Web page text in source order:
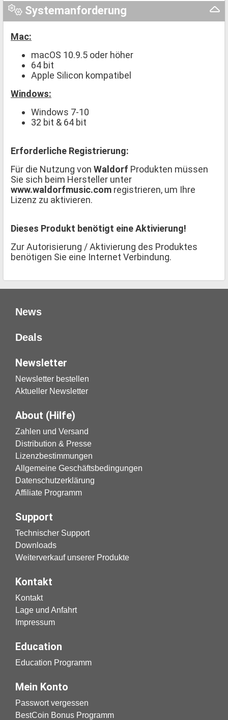
Systemanforderung
Mac:
macOS 10.9.5 oder höher
64 bit
Apple Silicon kompatibel
Windows:
Windows 7-10
32 bit & 64 bit
Erforderliche Registrierung:
Für die Nutzung von Waldorf Produkten müssen
Sie sich beim Hersteller unter
www.waldorfmusic.com registrieren, um Ihre
Lizenz zu aktivieren.
Dieses Produkt benötigt eine Aktivierung!
Zur Autorisierung / Aktivierung des Produktes
benötigen Sie eine Internet Verbindung.
News
Deals
Newsletter
Newsletter bestellen
Aktueller Newsletter
About (Hilfe)
Zahlen und Versand
Distribution & Presse
Lizenzbestimmungen
Allgemeine Geschäftsbedingungen
Datenschutzerklärung
Affiliate Programm
Support
Technischer Support
Downloads
Weiterverkauf unserer Produkte
Kontakt
Kontakt
Lage und Anfahrt
Impressum
Education
Education Programm
Mein Konto
Passwort vergessen
BestCoin Bonus Programm